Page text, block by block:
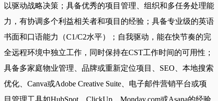
以驱动战略决策；具备优秀的项目管理、组织和多任务处理能
力，有协调多个利益相关者和项目的经验；具备专业级的英语
书面和口语能力（C1/C2水平）；自我驱动，能在快节奏的完
全远程环境中独立工作，同时保持在CST工作时间的可用性；
具备多家庭物业管理、品牌或重新定位项目、SEO、本地搜索
优化、Canva或Adobe Creative Suite、电子邮件营销平台或项
目管理工具如HubSpot、ClickUp、Monday.com或Asana的经验